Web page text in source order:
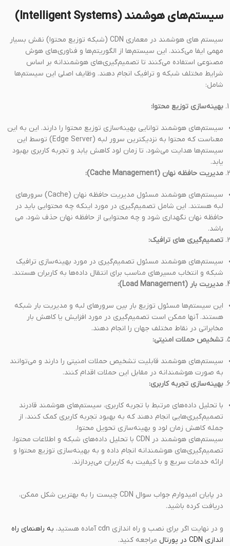
سیستم‌های هوشمند (Intelligent Systems)
سیستم های هوشمند در معماری CDN (شبکه توزیع محتوا) نقش بسیار
مهمی ایفا می‌کنند. این سیستم‌ها از الگوریتم‌ها و فناوری‌های هوش
مصنوعی استفاده می‌کنند تا تصمیم‌گیری‌های هوشمندانه بر اساس
شرایط مختلف شبکه و ترافیک انجام دهند. وظایف اصلی این سیستم‌ها
شامل:
بهینه‌سازی توزیع محتوا:
سیستم‌های هوشمند توانایی بهینه‌سازی توزیع محتوا را دارند. این به این
معناست که محتوا به نزدیکترین سرور لبه (Edge Server) توسط این
سیستم‌ها هدایت می‌شود، تا زمان لود کاهش یابد و تجربه کاربری بهبود
یابد.
مدیریت حافظه نهان (Cache Management):
سیستم‌های هوشمند مسئول مدیریت حافظه نهان (Cache) سرورهای
لبه هستند. این شامل تصمیم‌گیری در مورد اینکه چه محتوایی باید در
حافظه نهان نگهداری شود و چه محتوایی از حافظه نهان حذف شود، می
باشد.
تصمیم‌گیری‌ های ترافیک:
سیستم‌های هوشمند مسئول تصمیم‌گیری در مورد بهینه‌سازی ترافیک
شبکه و انتخاب مسیرهای مناسب برای انتقال داده‌ها به کاربران هستند.
مدیریت بار (Load Management):
این سیستم‌ها مسئول توزیع بار بین سرورهای لبه و مدیریت بار شبکه
هستند. آنها ممکن است تصمیم‌گیری در مورد افزایش یا کاهش بار
مخابراتی در نقاط مختلف جهان را انجام دهند.
تشخیص حملات امنیتی:
سیستم‌های هوشمند قابلیت تشخیص حملات امنیتی را دارند و می‌توانند
به صورت هوشمندانه در مقابل این حملات اقدام کنند.
بهینه‌سازی تجربه کاربری:
با تحلیل داده‌های مرتبط با تجربه کاربری، سیستم‌های هوشمند قادرند
تصمیم‌گیری‌هایی انجام دهند که به بهبود تجربه کاربری کمک کنند، از
جمله کاهش زمان لود و بهینه‌سازی تحویل محتوا.
سیستم‌های هوشمند در CDN با تحلیل داده‌های شبکه و اطلاعات محتوا،
تصمیم‌گیری‌های هوشمندانه انجام داده و به بهینه‌سازی توزیع محتوا و
ارائه خدمات سریع و با کیفیت به کاربران می‌پردازند.
در پایان امیدوارم جواب سوال CDN چیست را به بهترین شکل ممکن،
دریافت کرده باشید.
و در نهایت اگر برای نصب و راه اندازی cdn آماده هستید،
به راهنمای راه
اندازی CDN در پورتال
مراجعه کنید.